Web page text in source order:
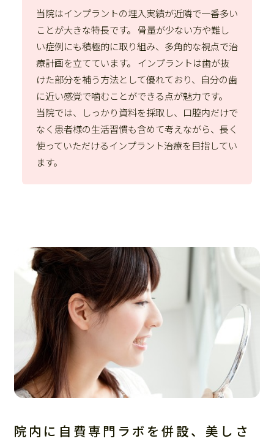
当院はインプラントの埋入実績が近隣で一番多い
ことが大きな特長です。 骨量が少ない方や難し
い症例にも積極的に取り組み、多角的な視点で治
療計画を立てています。 インプラントは歯が抜
けた部分を補う方法として優れており、自分の歯
に近い感覚で噛むことができる点が魅力です。
当院では、しっかり資料を採取し、口腔内だけで
なく患者様の生活習慣も含めて考えながら、長く
使っていただけるインプラント治療を目指してい
ます。
院内に自費専門ラボを併設、美しさ